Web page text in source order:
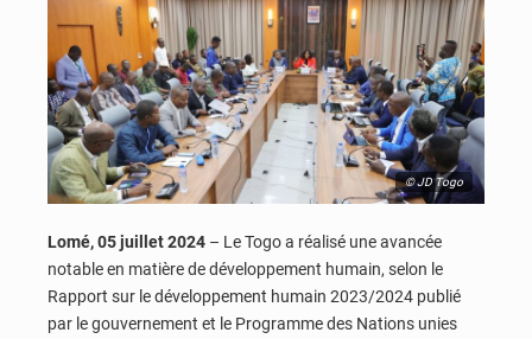
© JD Togo
Lomé, 05 juillet 2024 – Le Togo a réalisé une avancée
notable en matière de développement humain, selon le
Rapport sur le développement humain 2023/2024 publié
par le gouvernement et le Programme des Nations unies